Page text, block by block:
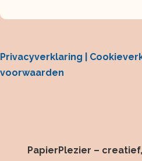
Privacyverklaring |
voorwaarden
PapierPlezier –